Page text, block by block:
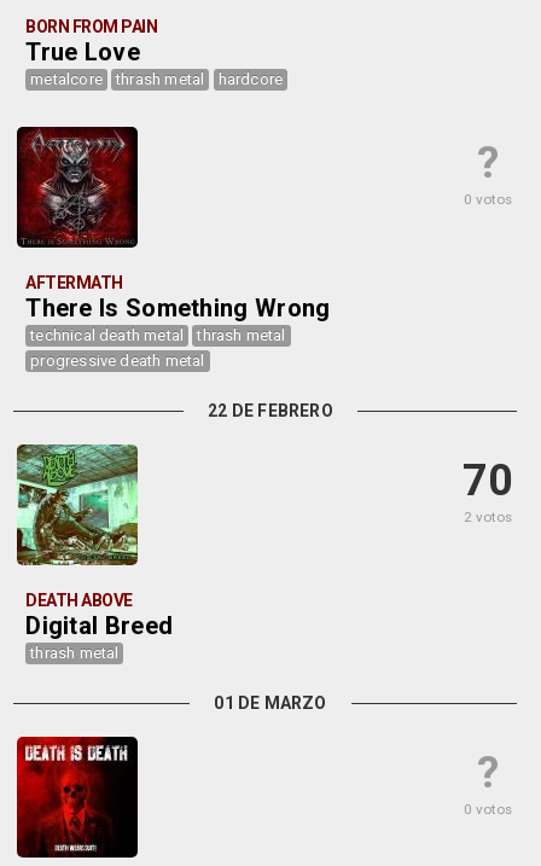
BORN FROM PAIN
True Love
metalcore thrash metal hardcore
?
0 votos
AFTERMATH
There Is Something Wrong
technical death metal
thrash metal
progressive death metal
22 DE FEBRERO
70
2 votos
DEATH ABOVE
Digital Breed
thrash metal
01 DE MARZO
?
0 votos